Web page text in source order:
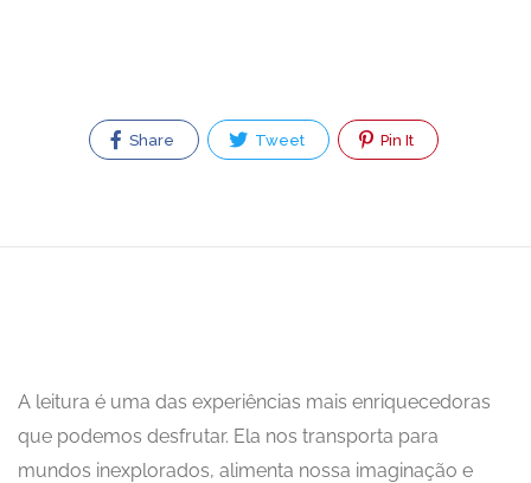
Share Tweet Pin It
A leitura é uma das experiências mais enriquecedoras
que podemos desfrutar. Ela nos transporta para
mundos inexplorados, alimenta nossa imaginação e